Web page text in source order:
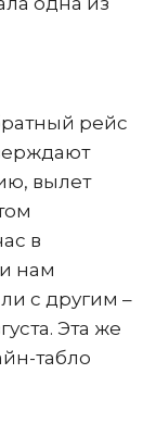
рейс
вылет
в
нам
с другим –
Эта же
табло